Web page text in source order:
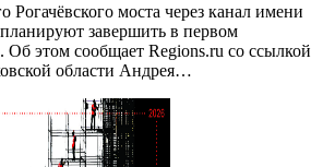
Рогачёвского моста через канал имени
завершить в первом
Об этом сообщает Regions.ru со ссылкой
области Андрея…